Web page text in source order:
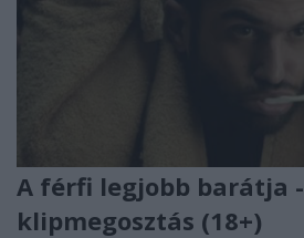
A férfi legjobb barátja -
klipmegosztás (18+)